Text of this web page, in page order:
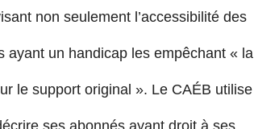
non seulement l’accessibilité des
ayant un handicap les empêchant « la
le support original ». Le CAÉB utilise